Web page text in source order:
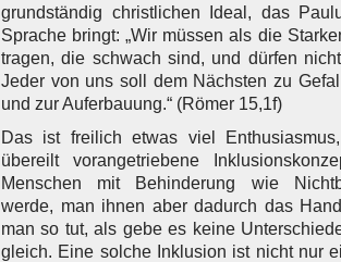
grundständig christlichen Ideal, das
Sprache bringt: „Wir müssen als die
tragen, die schwach sind, und dürfen
Jeder von uns soll dem Nächsten zu
und zur Auferbauung.“ (Römer 15,1f)
Das ist freilich etwas viel
übereilt vorangetriebene
Menschen mit Behinderung wie
werde, man ihnen aber dadurch das
man so tut, als gebe es keine
gleich. Eine solche Inklusion ist nicht nur